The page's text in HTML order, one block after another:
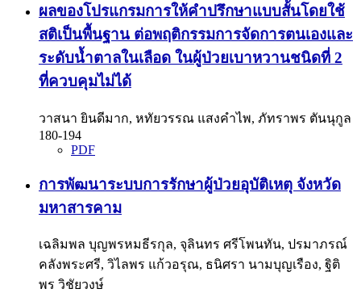
ผลของโปรแกรมการให้คำปรึกษาแบบสั้นโดยใช้
สติเป็นพื้นฐาน ต่อพฤติกรรมการจัดการตนเองและ
ระดับน้ำตาลในเลือด ในผู้ป่วยเบาหวานชนิดที่ 2
ที่ควบคุมไม่ได้
วาสนา ยินดีมาก, หทัยวรรณ แสงคำไพ, ภัทราพร ตันนุกูล
180-194
PDF
การพัฒนาระบบการรักษาผู้ป่วยอุบัติเหตุ จังหวัด
มหาสารคาม
เฉลิมพล บุญพรหมธีรกุล, จุลินทร ศรีโพนทัน, ปรมาภรณ์
คลังพระศรี, วิไลพร แก้วอรุณ, ธนิศรา นามบุญเรือง, ฐิติ
พร วิชัยวงษ์